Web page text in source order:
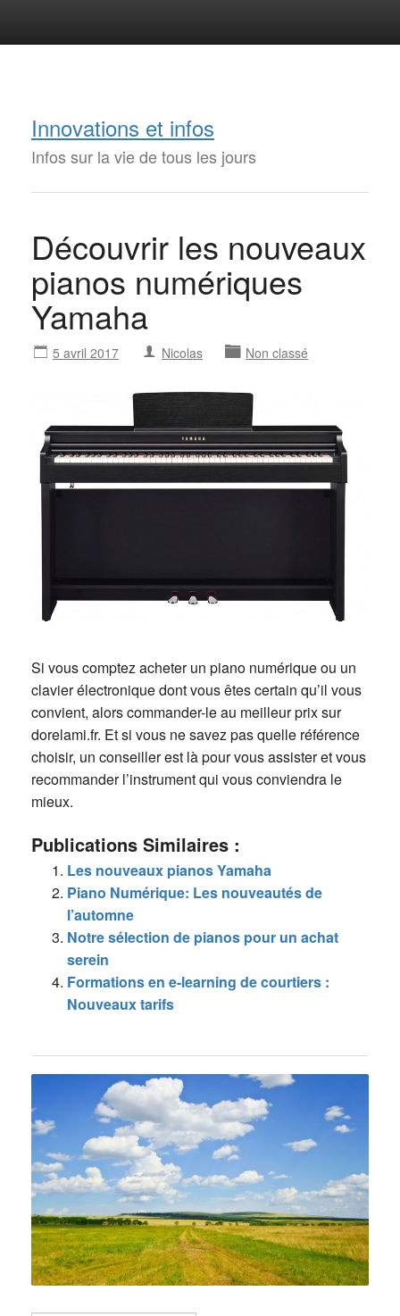
Innovations et infos
Infos sur la vie de tous les jours
Découvrir les nouveaux
pianos numériques
Yamaha
5 avril 2017 Nicolas Non classé
Si vous comptez acheter un piano numérique ou un
clavier électronique dont vous êtes certain qu’il vous
convient, alors commander-le au meilleur prix sur
dorelami.fr. Et si vous ne savez pas quelle référence
choisir, un conseiller est là pour vous assister et vous
recommander l’instrument qui vous conviendra le
mieux.
Publications Similaires :
Les nouveaux pianos Yamaha
Piano Numérique: Les nouveautés de
l’automne
Notre sélection de pianos pour un achat
serein
Formations en e-learning de courtiers :
Nouveaux tarifs